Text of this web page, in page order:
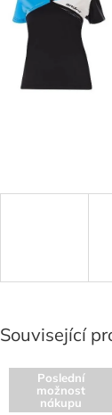
Související
Poslední
možnost
nákupu